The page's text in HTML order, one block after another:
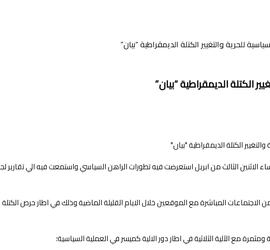
للحرية والتغيير الكتلة الديمقراطية “بيان”
الكتلة الديمقراطية “بيان”
الاثنين الثالث من ابريل استعرضت فيه تطورات الراهن السياسي واستمعت فيه الي تقارير
من الاجتماعات المباشرة مع الموقعين خلال الايام القليلة الماضية وذلك في اطار حرص
مع الآلية الثلاثية في اطار دور الالية كميسر في العملية السياسية؛